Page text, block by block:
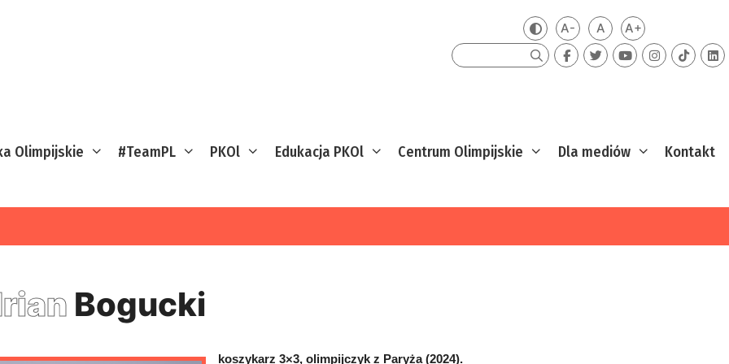
Zmień kontrast
A-Mniejsza czcionka
ADomyślna czcionka
A+Większa
Szukaj
Olimpijskie #TeamPL PKOl Edukacja PKOl Centrum Olimpijskie Dla mediów Kontakt
Bogucki
koszykarz 3×3, olimpijczyk z Paryża (2024).